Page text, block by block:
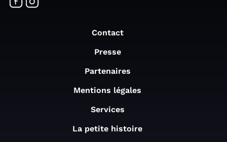
Contact
Presse
Partenaires
Mentions légales
Services
La petite histoire